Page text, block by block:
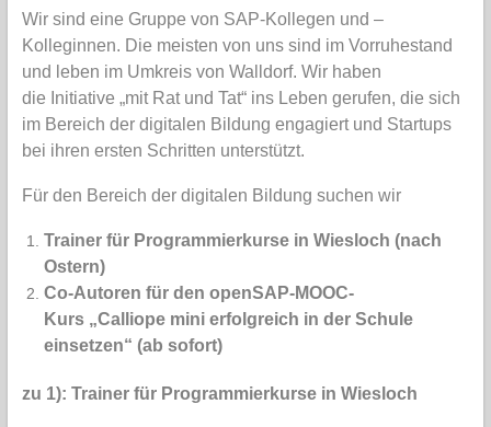
Wir sind eine Gruppe von SAP-Kollegen und –
Kolleginnen. Die meisten von uns sind im Vorruhestand
und leben im Umkreis von Walldorf. Wir haben
die Initiative „mit Rat und Tat“ ins Leben gerufen, die sich
im Bereich der digitalen Bildung engagiert und Startups
bei ihren ersten Schritten unterstützt.
Für den Bereich der digitalen Bildung suchen wir
Trainer für Programmierkurse in Wiesloch (nach
Ostern)
Co-Autoren für den openSAP-MOOC-
Kurs „Calliope mini erfolgreich in der Schule
einsetzen“ (ab sofort)
zu 1): Trainer für Programmierkurse in Wiesloch